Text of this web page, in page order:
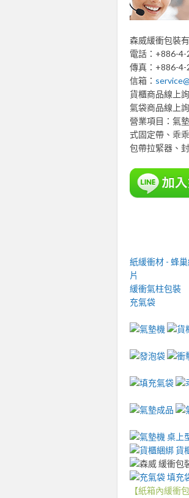
森威緩衝包裝
電話：+886-
傳真：+886-
信箱：
貨櫃商品線上詢
氣袋商品線上詢
營業項目：氣
式固定帶、乖
包帶拉緊器、
紙緩衝材 - 蜂
片
緩衝氣柱包裝
充氣袋
【紙箱內緩衝